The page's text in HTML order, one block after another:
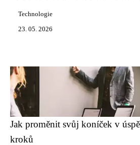
Technologie
23. 05. 2026
Jak proměnit svůj koníček v
kroků